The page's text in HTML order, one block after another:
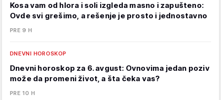
Kosa vam od hlora i soli izgleda masno i zapušteno:
Ovde svi grešimo, a rešenje je prosto i jednostavno
PRE 9 H
DNEVNI HOROSKOP
Dnevni horoskop za 6. avgust: Ovnovima jedan poziv
može da promeni život, a šta čeka vas?
PRE 10 H